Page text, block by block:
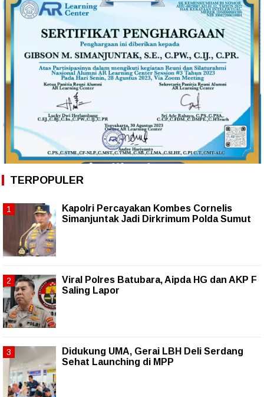
TERPOPULER
Kapolri Percayakan Kombes Cornelis
Simanjuntak Jadi Dirkrimum Polda Sumut
Viral Polres Batubara, Aipda HG dan AKP F
Saling Lapor
Didukung UMA, Gerai LBH Deli Serdang
Sehat Launching di MPP